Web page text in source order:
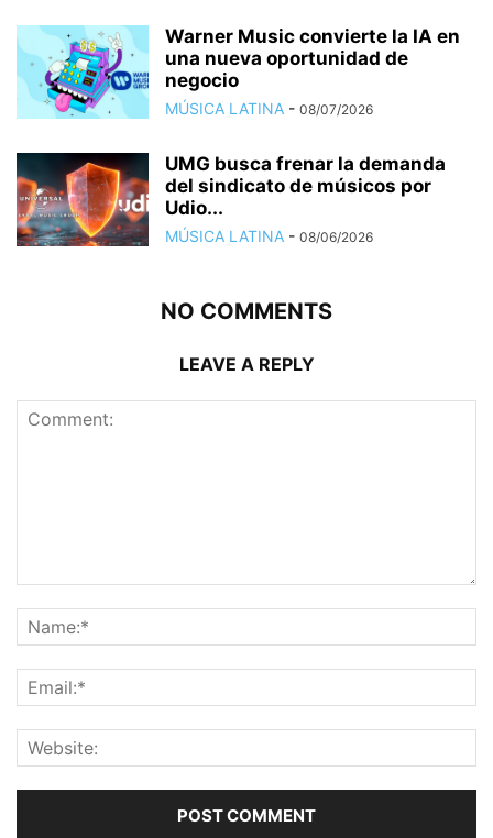
Warner Music convierte la IA en
una nueva oportunidad de
negocio
MÚSICA LATINA - 08/07/2026
UMG busca frenar la demanda
del sindicato de músicos por
Udio...
MÚSICA LATINA - 08/06/2026
NO COMMENTS
LEAVE A REPLY